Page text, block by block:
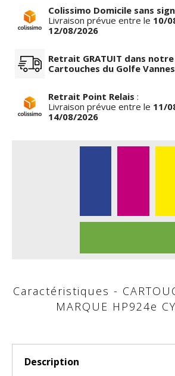
Colissimo Domicile sans
Livraison prévue entre le 10/
12/08/2026
Retrait GRATUIT dans
Cartouches du Golfe Vannes
Retrait Point Relais :
Livraison prévue entre le 11/
14/08/2026
Caractéristiques -
MARQUE HP924e
Description